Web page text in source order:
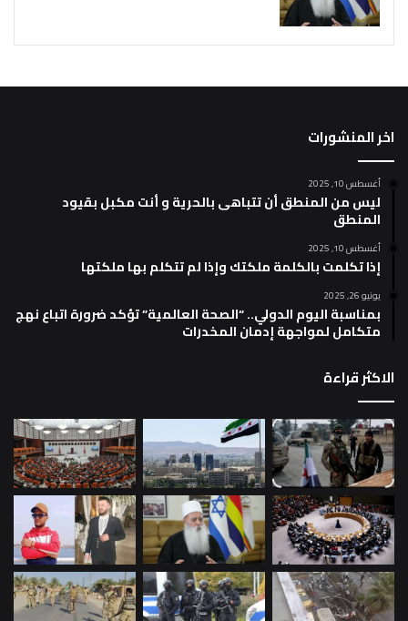
اخر المنشورات
أغسطس 10, 2025
ليس من المنطق أن تتباهى بالحرية و أنت مكبل بقيود
المنطق
أغسطس 10, 2025
إذا تكلمت بالكلمة ملكتك وإذا لم تتكلم بها ملكتها
يونيو 26, 2025
بمناسبة اليوم الدولي.. “الصحة العالمية” تؤكد ضرورة اتباع نهج
متكامل لمواجهة إدمان المخدرات
الاكثر قراءة